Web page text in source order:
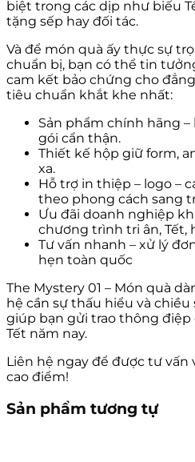
biệt trong các dịp như biếu
tặng sếp hay đối tác.
Và để món quà ấy thực sự
chuẩn bị, bạn có thể tin
cam kết bảo chứng cho
tiêu chuẩn khắt khe nhất:
Sản phẩm chính hãng
gói cẩn thận.
Thiết kế hộp giữ form,
xa.
Hỗ trợ in thiệp – logo –
theo phong cách sang
Ưu đãi doanh nghiệp
chương trình tri ân, Tết,
Tư vấn nhanh – xử lý
hẹn toàn quốc
The Mystery 01 – Món quà
hệ cần sự thấu hiểu và chiều
giúp bạn gửi trao thông
Tết năm nay.
Liên hệ ngay để được tư
cao điểm!
Sản phẩm tương tự